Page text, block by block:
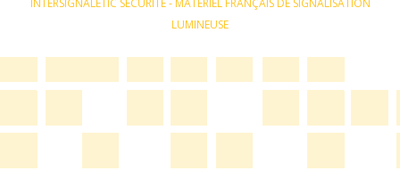
INTERSIGNALETIC SÉCURITÉ - MATÉRIEL FRANÇAIS DE SIGNALISATION
LUMINEUSE